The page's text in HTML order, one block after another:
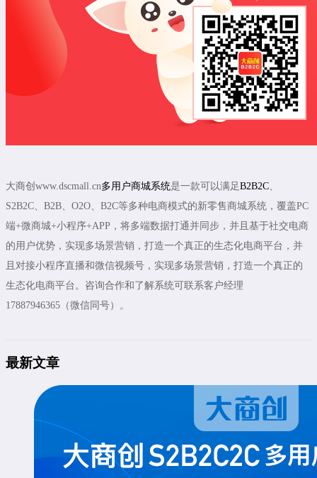
大商创www.dscmall.cn多用户商城系统是一款可以满足B2B2C
S2B2C、B2B、O2O、B2C等多种电商模式的新零售商城系统，覆盖PC
端+微商城+小程序+APP，将多端数据打通并同步，并且基于社交电商
的用户优势，实现多场景营销，打造一个真正的生态化电商平台，并
且对接小程序直播和微信视频号，实现多场景营销，打造一个真正的
生态化电商平台。咨询合作和了解系统可联系客户经理
17887946365（微信同号）。
最新文章